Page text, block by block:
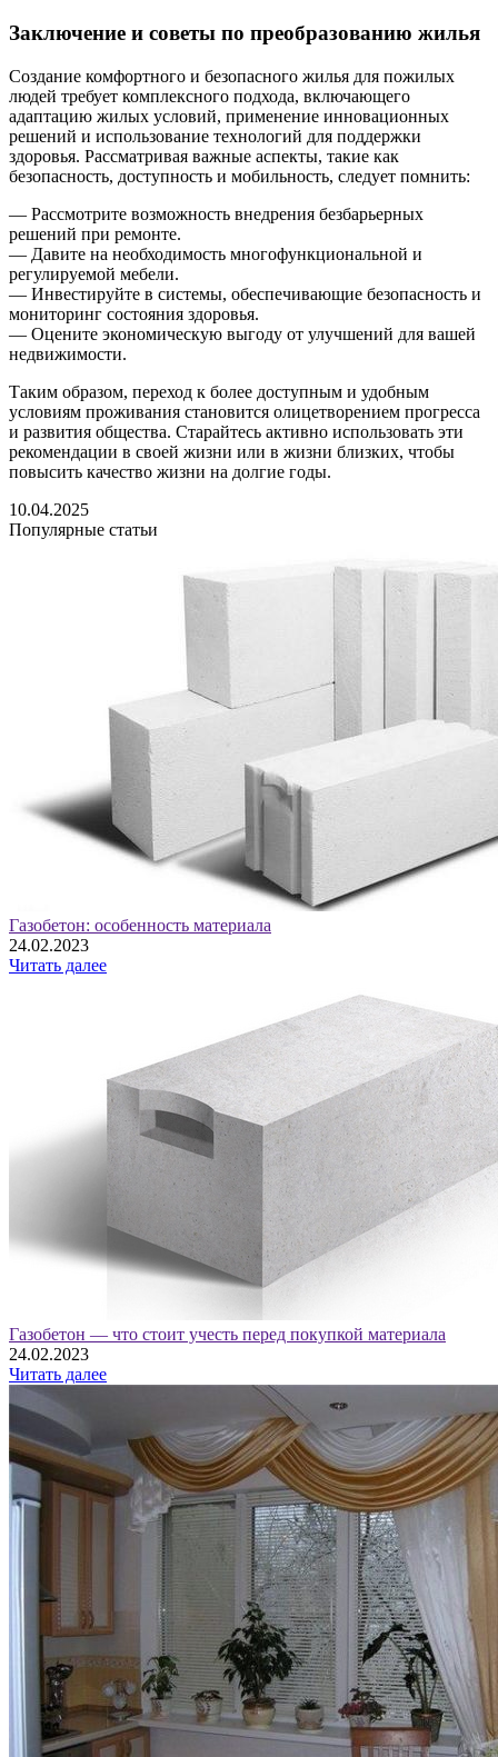
Заключение и советы по преобразованию жилья
Создание комфортного и безопасного жилья для пожилых
людей требует комплексного подхода, включающего
адаптацию жилых условий, применение инновационных
решений и использование технологий для поддержки
здоровья. Рассматривая важные аспекты, такие как
безопасность, доступность и мобильность, следует помнить:
— Рассмотрите возможность внедрения безбарьерных
решений при ремонте.
— Давите на необходимость многофункциональной и
регулируемой мебели.
— Инвестируйте в системы, обеспечивающие безопасность и
мониторинг состояния здоровья.
— Оцените экономическую выгоду от улучшений для вашей
недвижимости.
Таким образом, переход к более доступным и удобным
условиям проживания становится олицетворением прогресса
и развития общества. Старайтесь активно использовать эти
рекомендации в своей жизни или в жизни близких, чтобы
повысить качество жизни на долгие годы.
10.04.2025
Популярные статьи
Газобетон: особенность материала
24.02.2023
Читать далее
Газобетон — что стоит учесть перед покупкой материала
24.02.2023
Читать далее